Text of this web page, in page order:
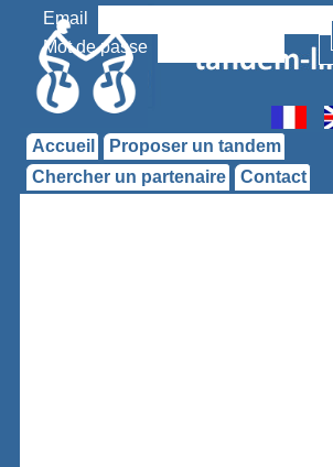
Email
Mot de passe
Accueil
Proposer un tandem
Chercher un partenaire
Contact